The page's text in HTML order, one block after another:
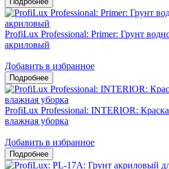
ProfiLux Professional: Primer: Грунт
акриловый
Добавить в избранное
ProfiLux Professional: INTERIOR: Краска
влажная уборка
Добавить в избранное